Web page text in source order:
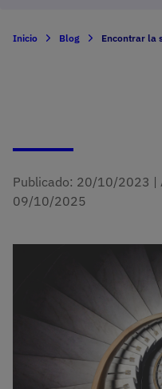
Inicio Blog Encontrar la
Publicado: 20/10/2023 |
09/10/2025